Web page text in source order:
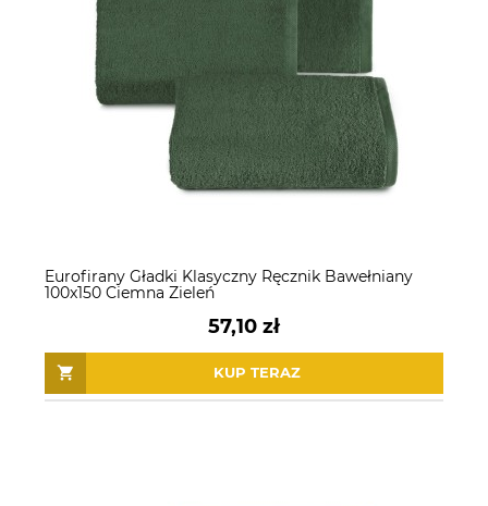
Eurofirany Gładki Klasyczny Ręcznik Bawełniany
100x150 Ciemna Zieleń
57,10 zł
KUP TERAZ